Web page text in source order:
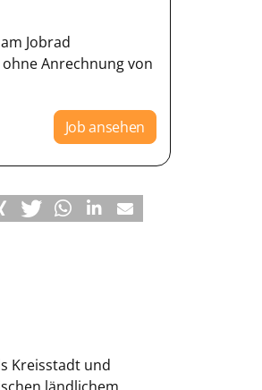
Jobrad
Anrechnung von
Job ansehen
Kreisstadt und